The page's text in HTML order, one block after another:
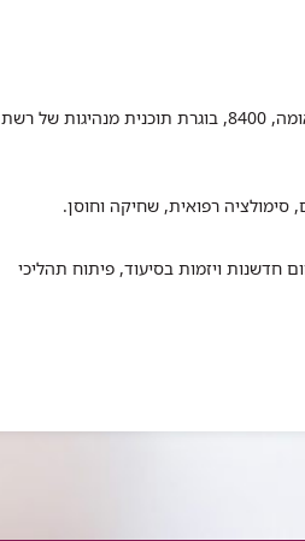
מומחית במדיניות ומנהל, בוגרת קורס טיפול נמרץ, קורס מתאמות טראומה, 8400, בוגרת תוכנית מנהיגות של רשת
רפואית, שחיקה וחוסן.
חדשנות ויזמות בסיעוד, פיתוח תהליכי